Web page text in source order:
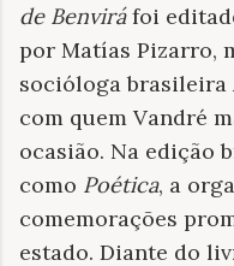
de Benviráfoi
por Matías Pizarro,
socióloga brasileira
com quem Vandré
ocasião. Na edição
como Poética, a
comemorações
estado. Diante do